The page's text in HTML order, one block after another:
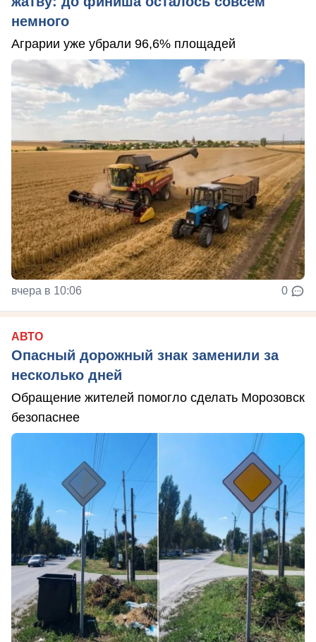
немного
Аграрии уже убрали 96,6% площадей
вчера в 10:06 0
АВТО
Опасный дорожный знак заменили за
несколько дней
Обращение жителей помогло сделать Морозовск
безопаснее